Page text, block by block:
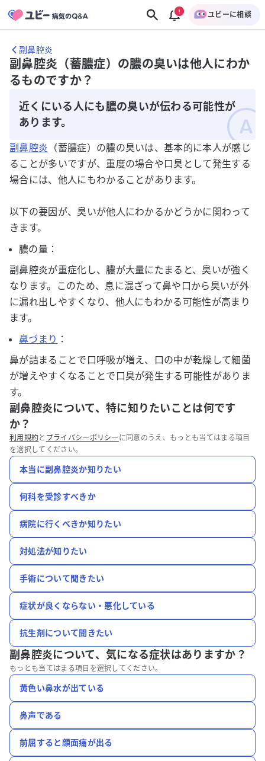
ユビーに相談
副鼻腔炎
副鼻腔炎（蓄膿症）の膿の臭いは他人にわか
るものですか？
近くにいる人にも膿の臭いが伝わる可能性が
あります。
副鼻腔炎 （蓄膿症）の膿の臭いは、基本的に本人が感じ
ることが多いですが、重度の場合や口臭として発生する
場合には、他人にもわかることがあります。
以下の要因が、臭いが他人にわかるかどうかに関わって
きます。
膿の量：
副鼻腔炎が重症化し、膿が大量にたまると、臭いが強く
なります。このため、息に混ざって鼻や口から臭いが外
に漏れ出しやすくなり、他人にもわかる可能性が高まり
ます。
鼻づまり ：
鼻が詰まることで口呼吸が増え、口の中が乾燥して細菌
が増えやすくなることで口臭が発生する可能性がありま
す。
副鼻腔炎について、特に知りたいことは何です
か？
利用規約と プライバシーポリシー に同意のうえ、もっとも当てはまる項目
を選択してください。
本当に副鼻腔炎か知りたい
何科を受診すべきか
病院に行くべきか知りたい
対処法が知りたい
手術について聞きたい
症状が良くならない・悪化している
抗生剤について聞きたい
副鼻腔炎について、 気になる症状はありますか？
もっとも当てはまる項目を選択してください。
黄色い鼻水が出ている
鼻声である
前屈すると顔面痛が出る